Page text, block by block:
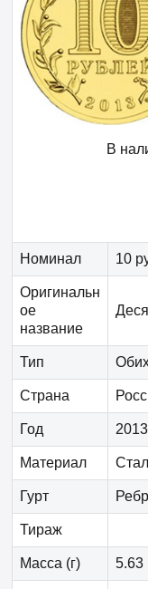
В
Номинал 10
Оригинальн
ое
название
Тип
Страна
Год 2013
Материал
Гурт
Тираж
Масса (г) 5.63